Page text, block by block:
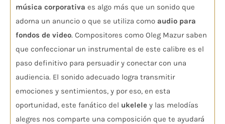
música corporativa es algo más que un sonido que
adorna un anuncio o que se utiliza como audio para
fondos de video. Compositores como Oleg Mazur saben
que confeccionar un instrumental de este calibre es el
paso definitivo para persuadir y conectar con una
audiencia. El sonido adecuado logra transmitir
emociones y sentimientos, y por eso, en esta
oportunidad, este fanático del ukelele y las melodías
alegres nos comparte una composición que te ayudará